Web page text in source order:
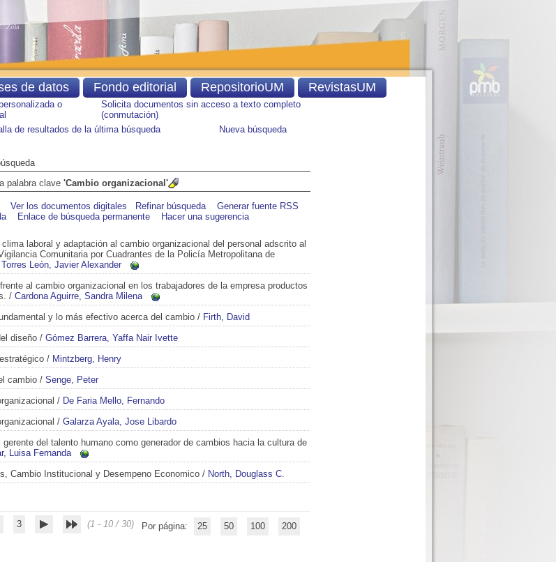
o
Solicita documentos sin acceso a texto completo
(conmutación)
de resultados de la última búsqueda
Nueva búsqueda
palabra clave 'Cambio organizacional'
Ver los documentos digitales Refinar búsqueda
Generar fuente RSS
Enlace de búsqueda permanente Hacer una sugerencia
laboral y adaptación al cambio organizacional del personal adscrito al
Comunitaria por Cuadrantes de la Policía Metropolitana de
Torres León, Javier Alexander
al cambio organizacional en los trabajadores de la empresa productos
/ Cardona Aguirre, Sandra Milena
y lo más efectivo acerca del cambio / Firth, David
diseño / Gómez Barrera, Yaffa Nair Ivette
/ Mintzberg, Henry
cambio / Senge, Peter
/ De Faria Mello, Fernando
/ Galarza Ayala, Jose Libardo
gerente del talento humano como generador de cambios hacia la cultura de
Luisa Fernanda
Cambio Institucional y Desempeno Economico / North, Douglass C.
3 (1 - 10 / 30) Por página: 25 50 100 200
de datos Fondo editorial RepositorioUM RevistasUM